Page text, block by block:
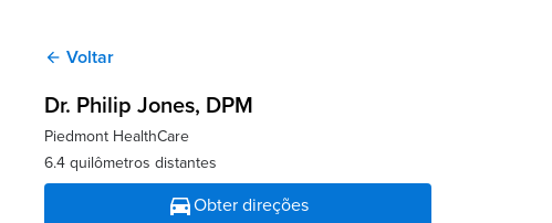
arrow_back Voltar
Dr. Philip Jones, DPM
Piedmont HealthCare
6.4 quilômetros distantes
directions_carObter direções